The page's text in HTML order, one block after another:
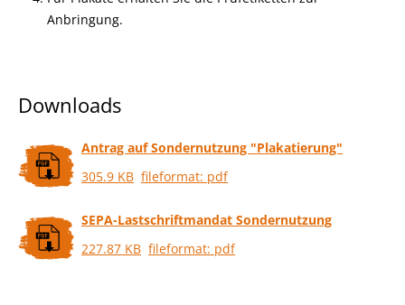
Anbringung.
Downloads
Antrag auf Sondernutzung "Plakatierung"
305.9 KB fileformat: pdf
SEPA-Lastschriftmandat Sondernutzung
227.87 KB fileformat: pdf